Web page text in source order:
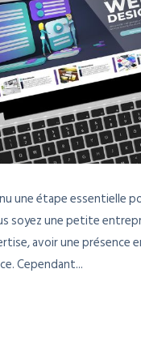
une étape essentielle
soyez une petite
avoir une présence
Cependant...